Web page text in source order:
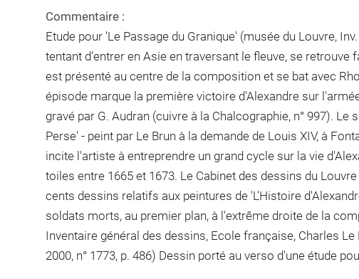
Commentaire :
Etude pour 'Le Passage du Granique' (musée du Louvre,
tentant d'entrer en Asie en traversant le fleuve, se retrouve
est présenté au centre de la composition et se bat avec
épisode marque la première victoire d'Alexandre sur
gravé par G. Audran (cuivre à la Chalcographie, n° 997). Le
Perse' - peint par Le Brun à la demande de Louis XIV, à
incite l'artiste à entreprendre un grand cycle sur la vie
toiles entre 1665 et 1673. Le Cabinet des dessins du
cents dessins relatifs aux peintures de 'L'Histoire
soldats morts, au premier plan, à l'extrême droite de la
Inventaire général des dessins, Ecole française, Charles Le
2000, n° 1773, p. 486) Dessin porté au verso d'une étude